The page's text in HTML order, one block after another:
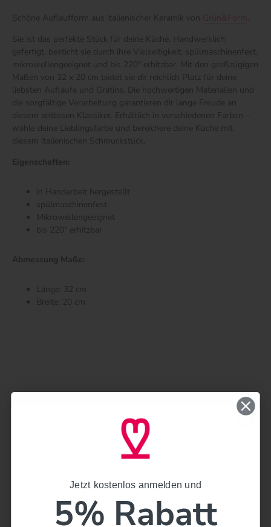
Schöne Auflaufform aus italienischer Keramik von Grün&Form .
Sie ist das perfekte Stück für deine Küche. Handwerklich
gefertigt, besticht sie durch ihre Vielseitigkeit: spülmaschinenfest,
mikrowellengeeignet und bis 220° erhitzbar. Mit den großzügigen
Maßen von 32 x 20 cm bietet sie dir reichlich Platz für deine
liebsten Aufläufe und Gratins. Die hochwertigen Materialien und
die sorgfältige Verarbeitung garantieren dir lange Freude an
diesem zeitlosen Klassiker. Erhältlich in verschiedenen Farben –
wähle deine Lieblingsfarbe und bereichere deine Küche mit
diesem italienischen Schmuckstück.
Eigenschaften:
in Handarbeit hergestellt
spülmaschinenfest
Mikrowellengeeignet
bis 220° erhitzbar
Abmessung Maße:
Länge: 32 cm
Breite: 20 cm
Jetzt kostenlos anmelden und
5% Rabatt
Jetzt kostenlos anmelden und
5% Rabatt